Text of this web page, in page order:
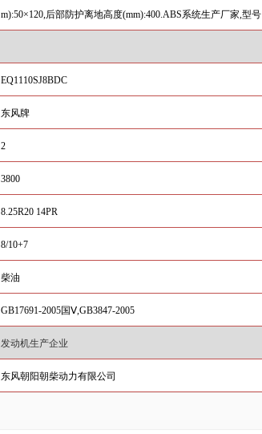
m):50×120,后部防护离地高度(mm):400.ABS系统生产厂家,型号
EQ1110SJ8BDC
东风牌
2
3800
8.25R20 14PR
8/10+7
柴油
GB17691-2005国Ⅴ,GB3847-2005
发动机生产企业
东风朝阳朝柴动力有限公司